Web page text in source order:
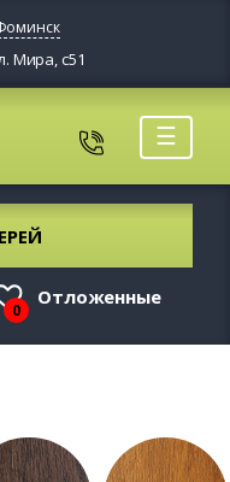
Мира, с51
☰
0
Отложенные